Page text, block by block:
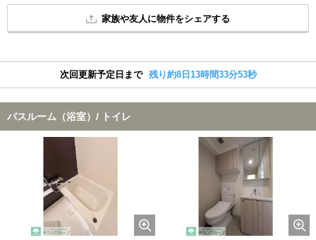
家族や友人に物件をシェアする
次回更新予定日まで 残り約8日13時間33分52秒
バスルーム（浴室）/ トイレ